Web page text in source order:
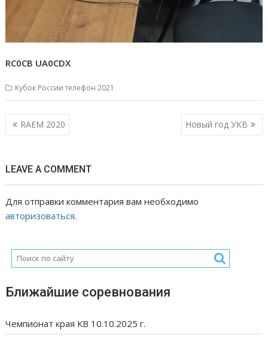
RC0CB UA0CDX
Кубок России телефон 2021
Навигация
по
RAEM 2020 Новый год УКВ
LEAVE A COMMENT
Для отправки комментария вам необходимо
авторизоваться.
Ближайшие соревнования
Чемпионат края КВ 10.10.2025 г.